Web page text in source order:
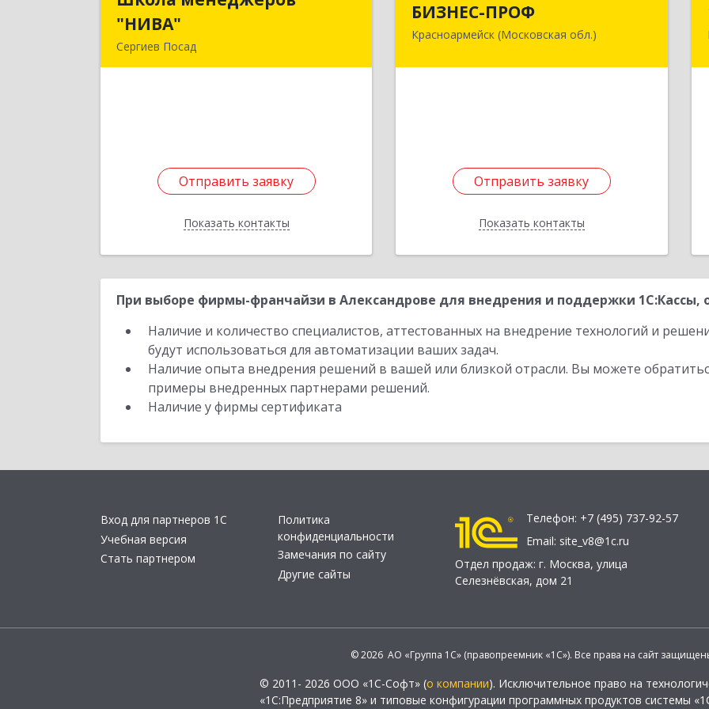
"НИВА"
Сергиев Посад
Отправить заявку
Показать контакты
Отправить заявку
Назад
БИЗНЕС-ПРОФ
Красноармейск (Московская обл.)
Отправить заявку
Показать контакты
141290, Московская обл,
Отправить заявку
Назад
При выборе фирмы-франчайзи в Александрове для внедрения и поддержки 1С:Кассы,
Наличие и количество специалистов, аттестованных на внедрение технологий и
будут использоваться для автоматизации ваших задач.
Наличие опыта внедрения решений в вашей или близкой отрасли. Вы можете
примеры внедренных партнерами решений.
Наличие у фирмы сертификата
Вход для партнеров 1С
Учебная версия
Стать партнером
Политика
конфиденциальности
Замечания по сайту
Другие сайты
Телефон: +7 (495) 737-92-57
Email: site_v8@1c.ru
Отдел продаж: г. Москва, улица
Селезнёвская, дом 21
© 2026 АО «Группа 1С» (правопреемник «1С»). Все права на сайт
© 2011- 2026 ООО «1С-Софт» (о компании). Исключительное право на
«1С:Предприятие 8» и типовые конфигурации программных продуктов системы